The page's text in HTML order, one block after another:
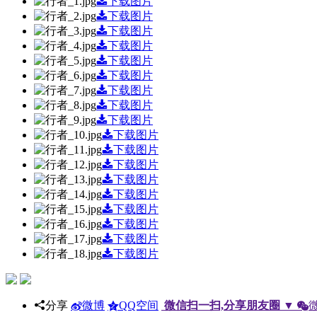
下载图片
下载图片
下载图片
下载图片
下载图片
下载图片
下载图片
下载图片
下载图片
下载图片
下载图片
下载图片
下载图片
下载图片
下载图片
下载图片
下载图片
分享 微博 QQ空间 微信扫一扫,分享朋友圈 ▼